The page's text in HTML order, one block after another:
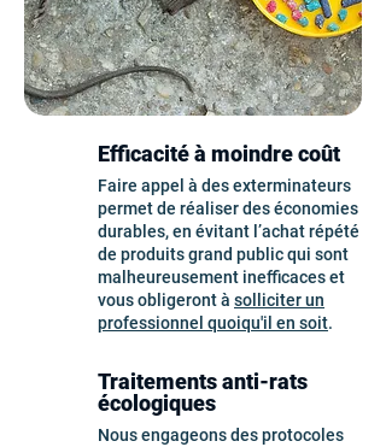
Efficacité à moindre coût
Faire appel à des exterminateurs
permet de réaliser des économies
durables, en évitant l’achat répété
de produits grand public qui sont
malheureusement inefficaces et
vous obligeront à solliciter un
professionnel quoiqu'il en soit.
Traitements anti-rats
écologiques
Nous engageons des protocoles